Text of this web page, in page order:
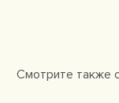
Смотрите также